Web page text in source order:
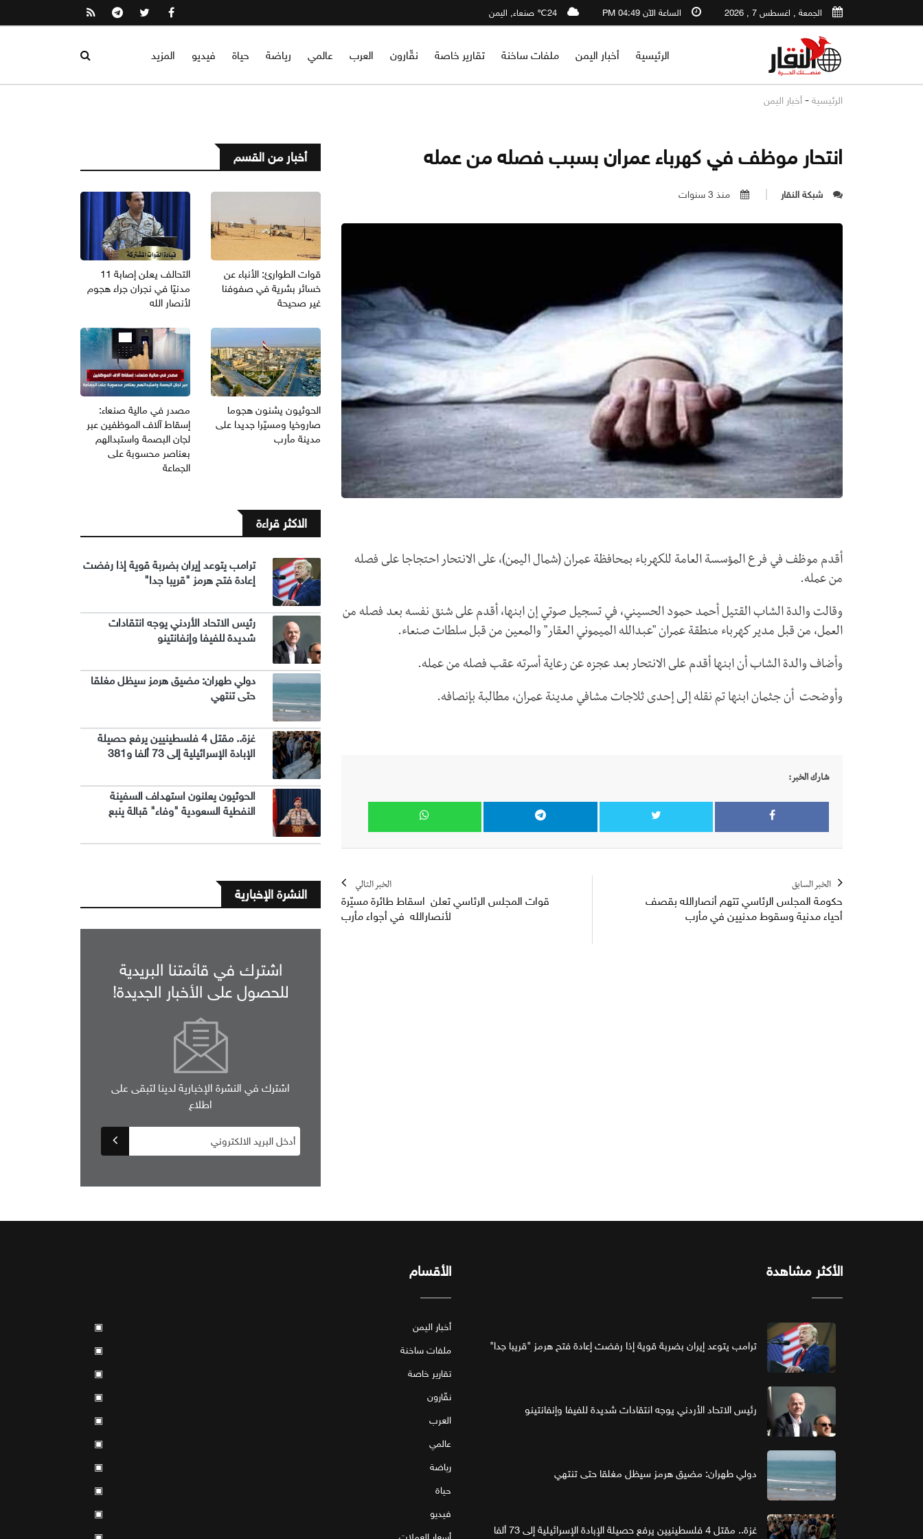
الجمعة , اغسطس 7 , 2026 الساعة الآن 04:49 PM 24℃ صنعاء, اليمن
الرئيسية أخبار اليمن ملفات ساخنة تقارير خاصة نقّارون العرب عالمي رياضة حياة فيديو المزيد
الرئيسية - أخبار اليمن
انتحار موظف في كهرباء عمران بسبب فصله من عمله
شبكة النقار منذ 3 سنوات
أقدم موظف في فرع المؤسسة العامة للكهرباء بمحافظة عمران (شمال اليمن)، على الانتحار احتجاجا على فصله
من عمله.
وقالت والدة الشاب القتيل أحمد حمود الحسيني، في تسجيل صوتي إن ابنها، أقدم على شنق نفسه بعد فصله من
العمل، من قبل مدير كهرباء منطقة عمران "عبدالله الميموني العقار" والمعين من قبل سلطات صنعاء.
وأضاف والدة الشاب أن ابنها أقدم على الانتحار بعد عجزه عن رعاية أسرته عقب فصله من عمله.
وأوضحت أن جثمان ابنها تم نقله إلى إحدى ثلاجات مشافي مدينة عمران، مطالبة بإنصافه.
شارك الخبر:
الخبر السابق
حكومة المجلس الرئاسي تتهم أنصارالله بقصف
أحياء مدنية وسقوط مدنيين في مأرب
الخبر التالي
قوات المجلس الرئاسي تعلن اسقاط طائرة مسيّرة
لأنصارالله في أجواء مأرب
أخبار من القسم
قوات الطوارئ: الأنباء عن
خسائر بشرية في صفوفنا
غير صحيحة
التحالف يعلن إصابة 11
مدنيًا في نجران جراء هجوم
لأنصار الله
الحوثيون يشنون هجوما
صاروخيا ومسيّرا جديدا على
مدينة مأرب
مصدر في مالية صنعاء:
إسقاط آلاف الموظفين عبر
لجان البصمة واستبدالهم
بعناصر محسوبة على
الجماعة
الاكثر قراءة
ترامب يتوعد إيران بضربة قوية إذا رفضت
إعادة فتح هرمز "قريبا جدا"
رئيس الاتحاد الأردني يوجه انتقادات
شديدة للفيفا وإنفانتينو
دولي طهران: مضيق هرمز سيظل مغلقا
حتى تنتهي
غزة.. مقتل 4 فلسطينيين يرفع حصيلة
الإبادة الإسرائيلية إلى 73 ألفا و381
الحوثيون يعلنون استهداف السفينة
النفطية السعودية "وفاء" قبالة ينبع
النشرة الإخبارية
اشترك في قائمتنا البريدية
للحصول على الأخبار الجديدة!
اشترك في النشرة الإخبارية لدينا لتبقى على
اطلاع
الأكثر مشاهدة
ترامب يتوعد إيران بضربة قوية إذا رفضت إعادة فتح هرمز "قريبا جدا"
رئيس الاتحاد الأردني يوجه انتقادات شديدة للفيفا وإنفانتينو
دولي طهران: مضيق هرمز سيظل مغلقا حتى تنتهي
غزة.. مقتل 4 فلسطينيين يرفع حصيلة الإبادة الإسرائيلية إلى 73 ألفا
الأقسام
أخبار اليمن
▣
ملفات ساخنة
▣
تقارير خاصة
▣
نقّارون
▣
العرب
▣
عالمي
▣
رياضة
▣
حياة
▣
فيديو
▣